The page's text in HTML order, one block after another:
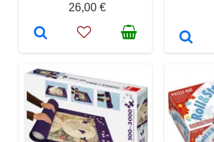
26,00 €